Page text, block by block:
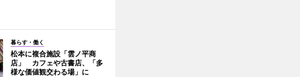
暮らす・働く
松本に複合施設「雲ノ平商
店」 カフェや古書店、「多
様な価値観交わる場」に